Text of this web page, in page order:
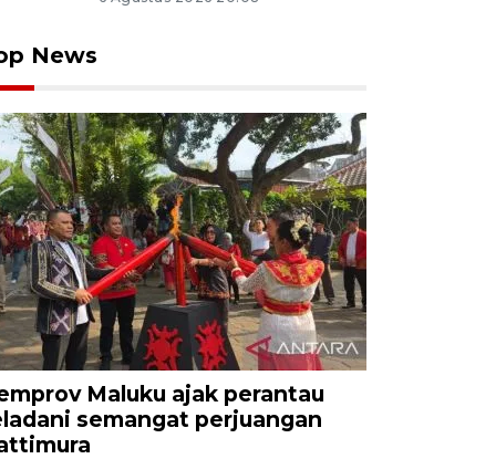
News
Maluku ajak perantau
semangat perjuangan